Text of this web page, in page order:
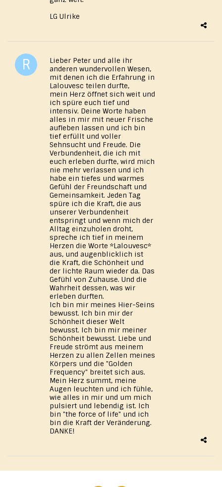
LG Ulrike
Lieber Peter und alle ihr
anderen wundervollen Wesen,
mit denen ich die Erfahrung in
Lalouvesc teilen durfte,
mein Herz öffnet sich weit und
ich spüre euch tief und
intensiv. Deine Worte haben
alles in mir mit neuer Frische
aufleben lassen und ich bin
tief erfüllt und voller
Sehnsucht und Freude. Die
Verbundenheit, die ich mit
euch erleben durfte, wird mich
nie mehr verlassen und ich
habe ein tiefes und warmes
Gefühl der Freundschaft und
Gemeinsamkeit. Jeden Tag
spüre ich die Kraft, die aus
unserer Verbundenheit
entspringt und wenn mich der
Alltag einzuholen droht,
spreche ich tief in meinem
Herzen die Worte *Lalouvesc*
aus, und augenblicklich ist
die Kraft, die Schönheit und
der lichte Raum wieder da. Das
Gefühl von Zuhause. Und die
Wahrheit dessen, was wir
erleben durften.
Ich bin mir meines Hier-Seins
bewusst. Ich bin mir der
Schönheit dieser Welt
bewusst. Ich bin mir meiner
Schönheit bewusst. Liebe und
Freude strömt aus meinem
Herzen zu allen Zellen meines
Körpers und die "Golden
Frequency" breitet sich aus.
Mein Herz summt, meine
Augen leuchten und ich fühle,
wie alles in mir und um mich
pulsiert und lebendig ist. Ich
bin "the force of life" und ich
bin die Kraft der Veränderung.
DANKE!